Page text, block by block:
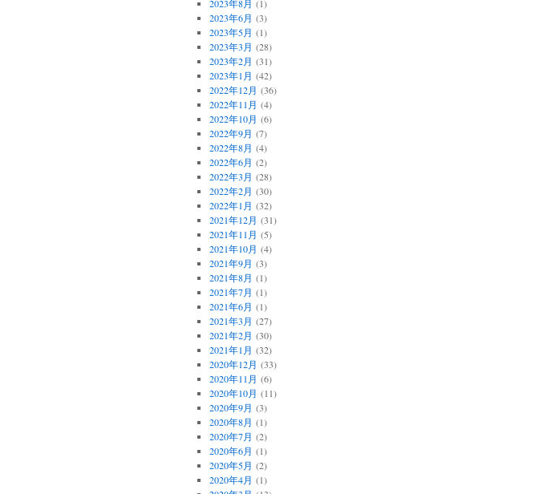
2023年8月 (1)
2023年6月 (3)
2023年5月 (1)
2023年3月 (28)
2023年2月 (31)
2023年1月 (42)
2022年12月 (36)
2022年11月 (4)
2022年10月 (6)
2022年9月 (7)
2022年8月 (4)
2022年6月 (2)
2022年3月 (28)
2022年2月 (30)
2022年1月 (32)
2021年12月 (31)
2021年11月 (5)
2021年10月 (4)
2021年9月 (3)
2021年8月 (1)
2021年7月 (1)
2021年6月 (1)
2021年3月 (27)
2021年2月 (30)
2021年1月 (32)
2020年12月 (33)
2020年11月 (6)
2020年10月 (11)
2020年9月 (3)
2020年8月 (1)
2020年7月 (2)
2020年6月 (1)
2020年5月 (2)
2020年4月 (1)